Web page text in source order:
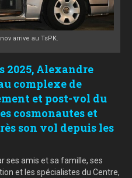
arrive au TsPK.
2025, Alexandre
complexe de
et post-vol du
cosmonautes et
son vol depuis les
ses amis et sa famille, ses
et les spécialistes du Centre,